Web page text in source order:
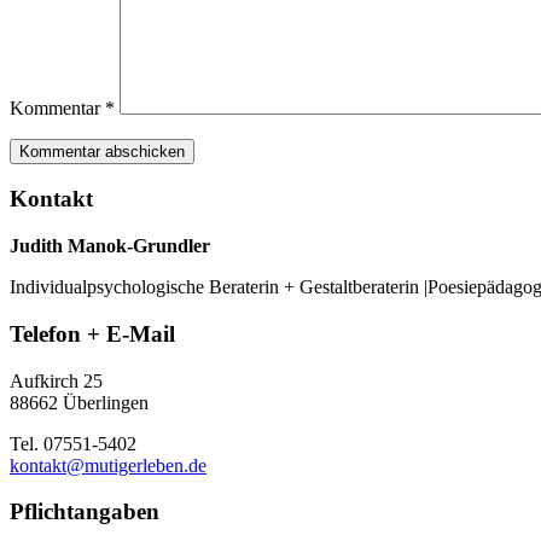
Kommentar *
Kontakt
Judith Manok-Grundler
Individualpsychologische Beraterin + Gestaltberaterin
Telefon + E-Mail
Aufkirch 25
88662 Überlingen
Tel. 07551-5402
kontakt@mutigerleben.de
Pflichtangaben